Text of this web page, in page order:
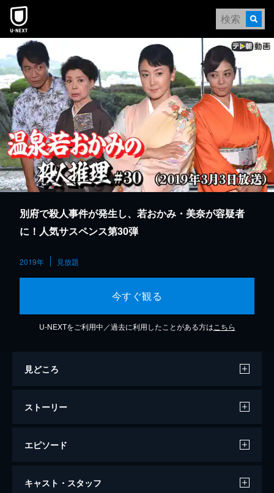
本文へスキップ
別府で殺人事件が発生し、若おかみ・美奈が容疑者
に！人気サスペンス第30弾
2019年 見放題
今すぐ観る
U-NEXTをご利用中／過去に利用したことがある方は こちら
見どころ
ストーリー
エピソード
温泉若おかみの殺人推理＃30（2019年3月
キャスト・スタッフ